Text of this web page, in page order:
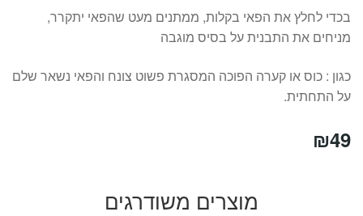
בכדי לחלץ את הפאי בקלות, ממתנים מעט שהפאי יתקרר,
מניחים את התבנית על בסיס מוגבה
כגון : כוס או קערה הפוכה המסגרת פשוט צונח והפאי נשאר שלם
על התחתית.
₪49
מוצרים משודרגים